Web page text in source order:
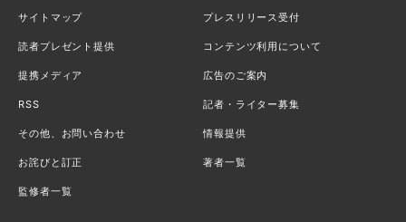
サイトマップ プレスリリース受付
読者プレゼント提供 コンテンツ利用について
提携メディア 広告のご案内
RSS 記者・ライター募集
その他、お問い合わせ 情報提供
お詫びと訂正 著者一覧
監修者一覧